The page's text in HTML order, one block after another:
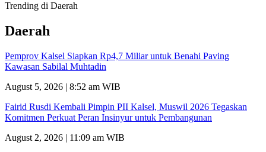
Trending di Daerah
Daerah
Pemprov Kalsel Siapkan Rp4,7 Miliar untuk Benahi Paving
Kawasan Sabilal Muhtadin
August 5, 2026 | 8:52 am WIB
Fairid Rusdi Kembali Pimpin PII Kalsel, Muswil 2026 Tegaskan
Komitmen Perkuat Peran Insinyur untuk Pembangunan
August 2, 2026 | 11:09 am WIB